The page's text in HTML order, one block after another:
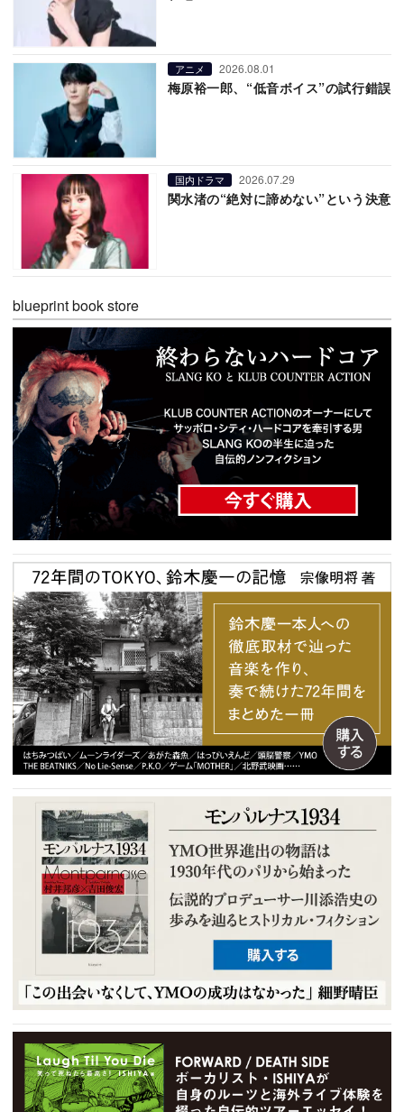
アニメ 2026.08.01
梅原裕一郎、“低音ボイス”の試行錯誤
国内ドラマ 2026.07.29
関水渚の“絶対に諦めない”という決意
blueprint book store